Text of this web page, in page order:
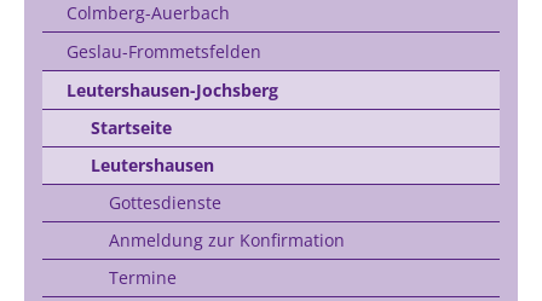
Colmberg-Auerbach
Geslau-Frommetsfelden
Leutershausen-Jochsberg
Startseite
Leutershausen
Gottesdienste
Anmeldung zur Konfirmation
Termine